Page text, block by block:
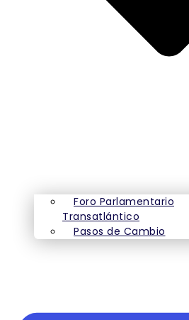
Foro Parlamentario
Transatlántico
Pasos de Cambio